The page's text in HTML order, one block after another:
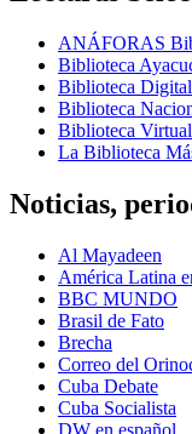
ANÁFORAS
Biblioteca
Biblioteca
Biblioteca
Biblioteca
La Biblioteca
Noticias,
Al Mayadeen
América Latina
BBC MUNDO
Brasil de Fato
Brecha
Correo del
Cuba Debate
Cuba Socialista
DW en español